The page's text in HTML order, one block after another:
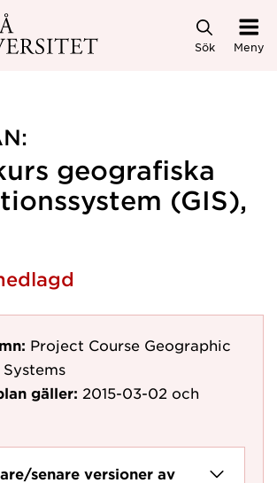
innehållet
Sök Meny
geografiska
(GIS),
Project Course Geographic
gäller: 2015-03-02 och
senare versioner av